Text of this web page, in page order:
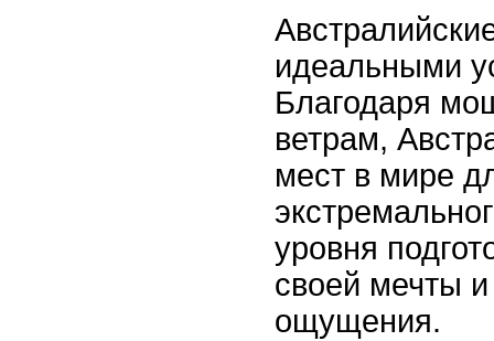
идеальными
Благодаря
ветрам,
мест в мире
уровня
своей мечты
ощущения.